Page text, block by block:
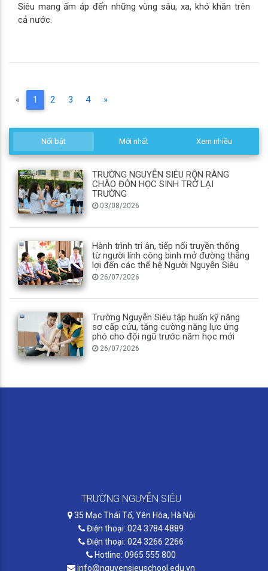
Siêu mang ấm áp đến những vùng sâu, xa, khó khăn trên
cả nước.
« 1 (current)
2 3 4 »
Nổi bật Mới nhất Xem nhiều
TRƯỜNG NGUYỄN SIÊU RỘN RÀNG
CHÀO ĐÓN HỌC SINH TRỞ LẠI
TRƯỜNG
03/08/2026
Hành trình tri ân, tiếp nối truyền thống
từ người lính công binh mở đường thắng
lợi đến các thế hệ Người Nguyễn Siêu
26/07/2026
Trường Nguyễn Siêu tập huấn kỹ năng
sơ cấp cứu, tăng cường năng lực ứng
phó cho đội ngũ trước năm học mới
26/07/2026
TRƯỜNG NGUYỄN SIÊU
35 Mạc Thái Tổ, Yên Hòa, Hà Nội
Điện thoại: 024 3784 4889
Điện thoại: 024 3266 2266
Hotline: 0965 555 800
info@nguyensieuschool.edu.vn